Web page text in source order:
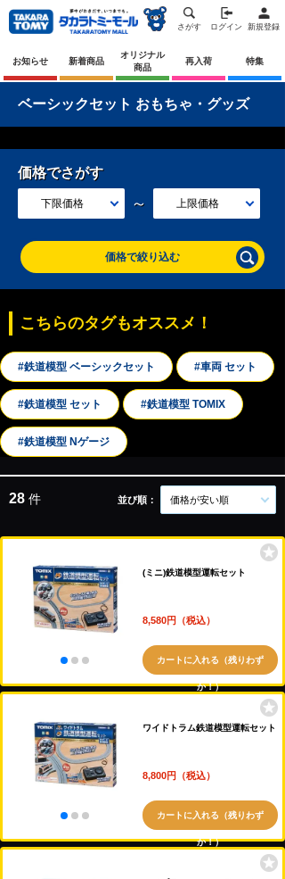
さがす ログイン 新規登録
お知らせ 新着商品
オリジナル
商品
再入荷 特集
ベーシックセット おもちゃ・グッズ
価格でさがす
下限価格 ～ 上限価格
価格で絞り込む
こちらのタグもオススメ！
#鉄道模型 ベーシックセット #車両 セット
#鉄道模型 セット #鉄道模型 TOMIX
#鉄道模型 Nゲージ
28 件 並び順： 価格が安い順
(ミニ)鉄道模型運転セット
8,580円（税込）
カートに入れる（残りわず
か！）
ワイドトラム鉄道模型運転セット
8,800円（税込）
カートに入れる（残りわず
か！）